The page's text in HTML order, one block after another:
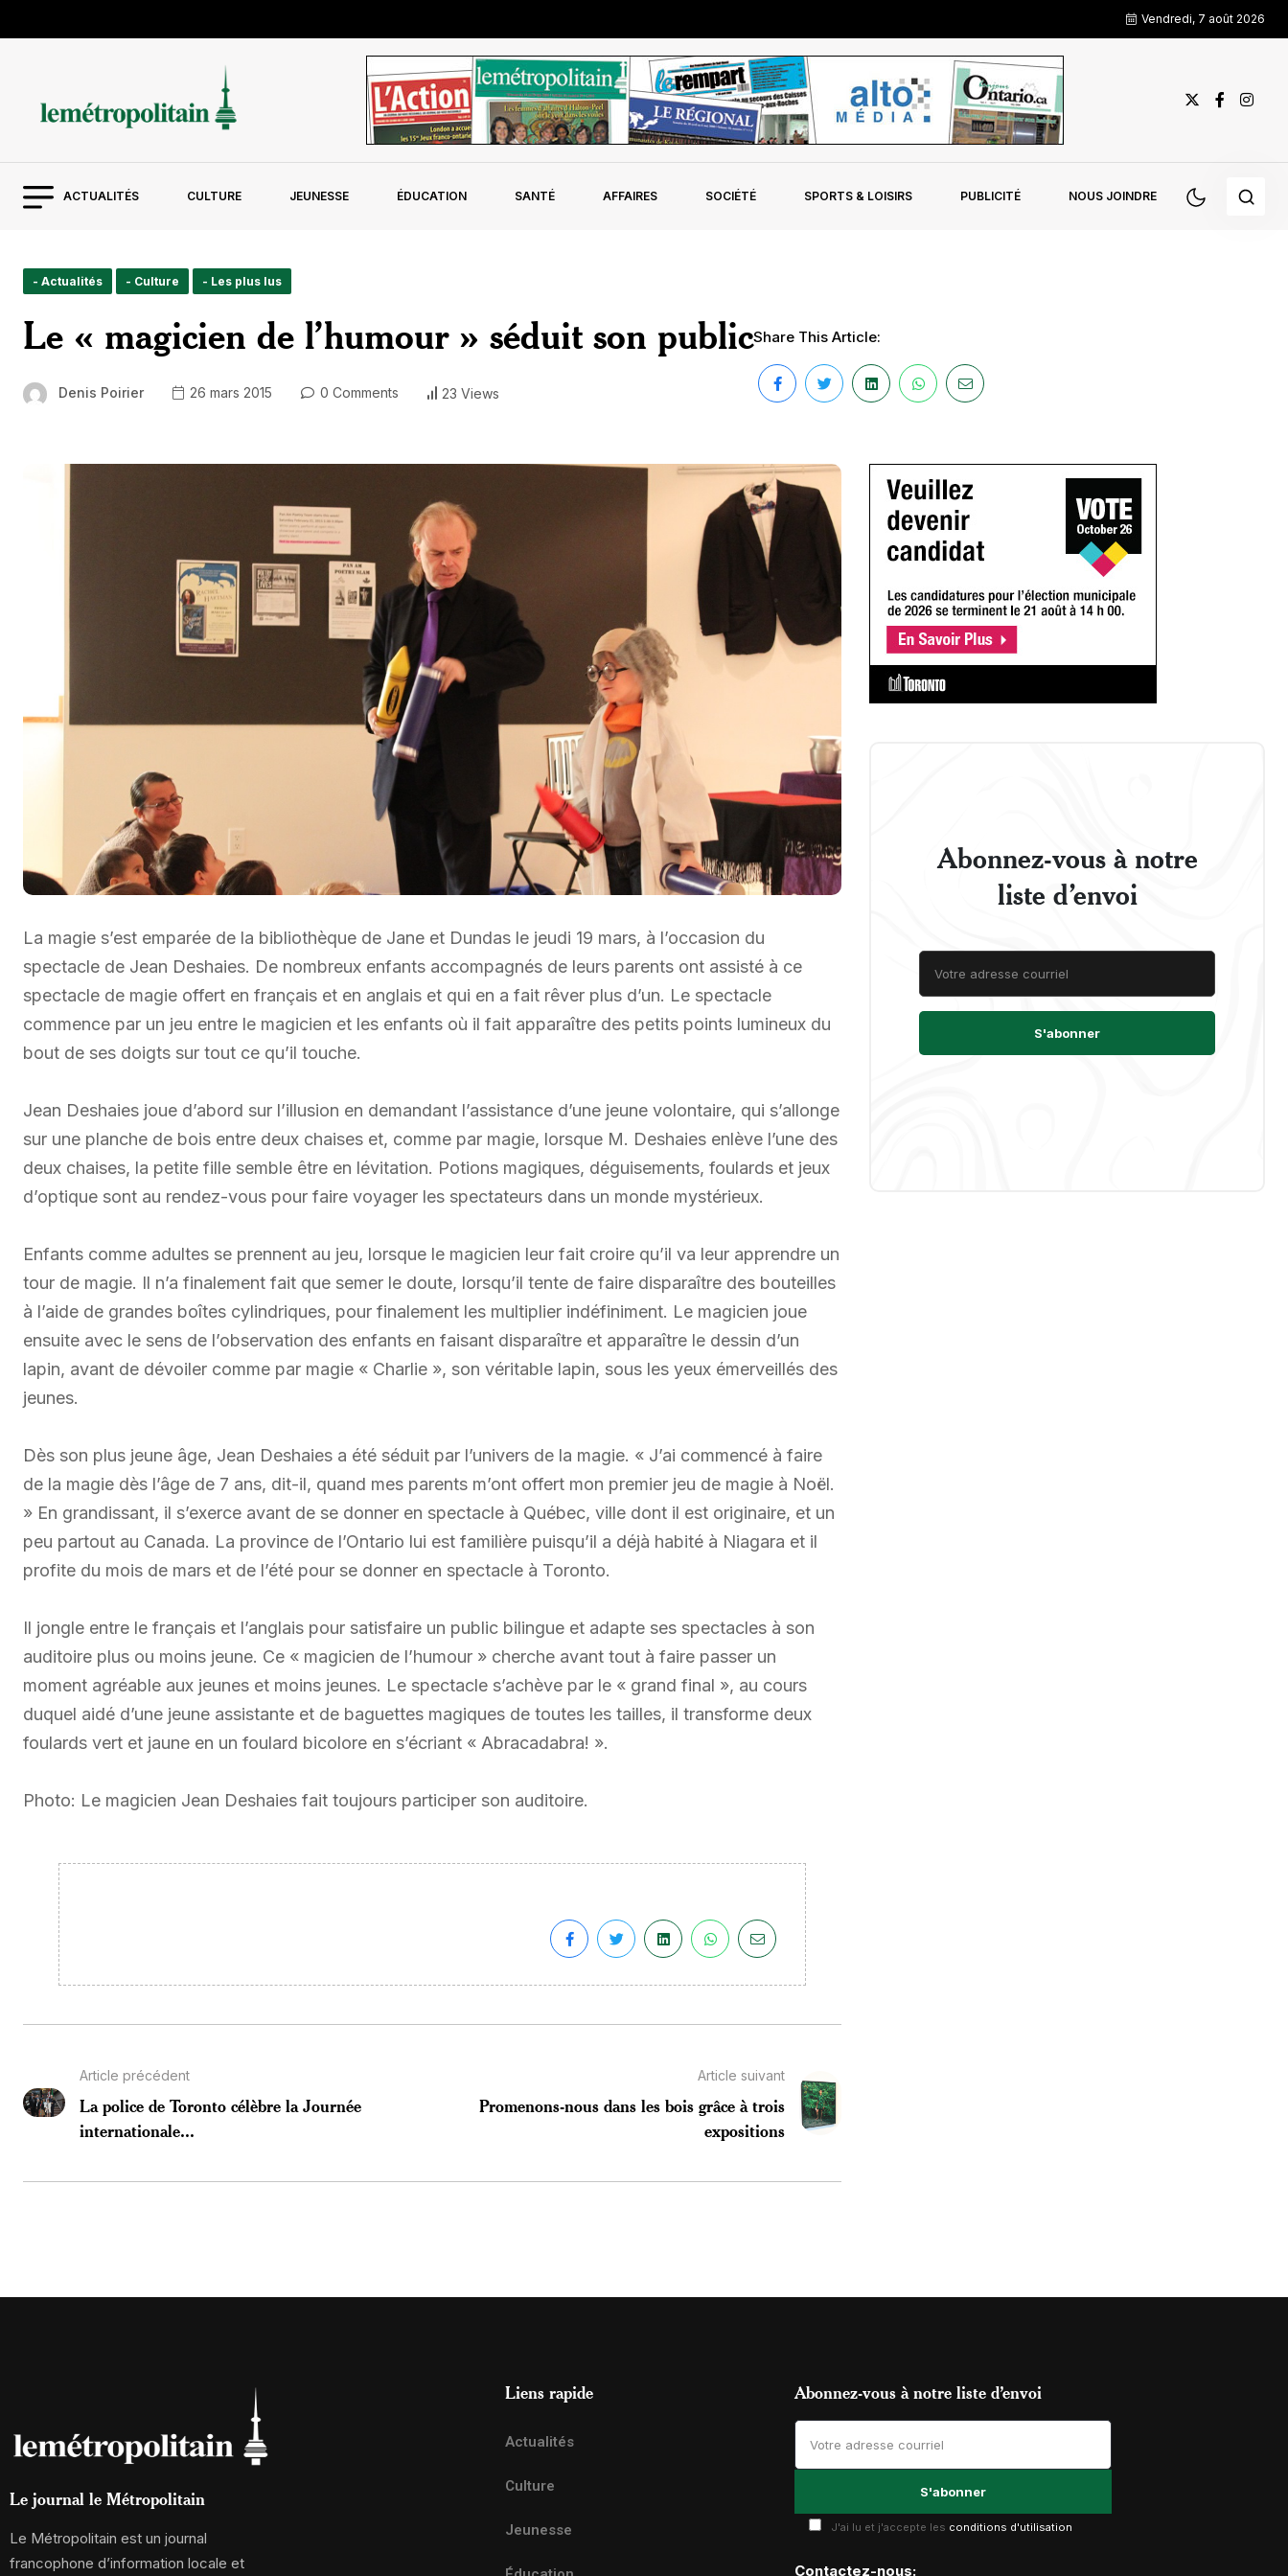
Vendredi, 7 août 2026
ACTUALITÉS CULTURE JEUNESSE ÉDUCATION SANTÉ AFFAIRES SOCIÉTÉ SPORTS & LOISIRS PUBLICITÉ NOUS JOINDRE
- Actualités - Culture - Les plus lus
Le « magicien de l’humour » séduit son public
Denis Poirier 26 mars 2015 0 Comments 23 Views
Share This Article:
La magie s’est emparée de la bibliothèque de Jane et Dundas le jeudi 19 mars, à l’occasion du
spectacle de Jean Deshaies. De nombreux enfants accompagnés de leurs parents ont assisté à ce
spectacle de magie offert en français et en anglais et qui en a fait rêver plus d’un. Le spectacle
commence par un jeu entre le magicien et les enfants où il fait apparaître des petits points lumineux du
bout de ses doigts sur tout ce qu’il touche.
Jean Deshaies joue d’abord sur l’illusion en demandant l’assistance d’une jeune volontaire, qui s’allonge
sur une planche de bois entre deux chaises et, comme par magie, lorsque M. Deshaies enlève l’une des
deux chaises, la petite fille semble être en lévitation. Potions magiques, déguisements, foulards et jeux
d’optique sont au rendez-vous pour faire voyager les spectateurs dans un monde mystérieux.
Enfants comme adultes se prennent au jeu, lorsque le magicien leur fait croire qu’il va leur apprendre un
tour de magie. Il n’a finalement fait que semer le doute, lorsqu’il tente de faire disparaître des bouteilles
à l’aide de grandes boîtes cylindriques, pour finalement les multiplier indéfiniment. Le magicien joue
ensuite avec le sens de l’observation des enfants en faisant disparaître et apparaître le dessin d’un
lapin, avant de dévoiler comme par magie « Charlie », son véritable lapin, sous les yeux émerveillés des
jeunes.
Dès son plus jeune âge, Jean Deshaies a été séduit par l’univers de la magie. « J’ai commencé à faire
de la magie dès l’âge de 7 ans, dit-il, quand mes parents m’ont offert mon premier jeu de magie à Noël.
» En grandissant, il s’exerce avant de se donner en spectacle à Québec, ville dont il est originaire, et un
peu partout au Canada. La province de l’Ontario lui est familière puisqu’il a déjà habité à Niagara et il
profite du mois de mars et de l’été pour se donner en spectacle à Toronto.
Il jongle entre le français et l’anglais pour satisfaire un public bilingue et adapte ses spectacles à son
auditoire plus ou moins jeune. Ce « magicien de l’humour » cherche avant tout à faire passer un
moment agréable aux jeunes et moins jeunes. Le spectacle s’achève par le « grand final », au cours
duquel aidé d’une jeune assistante et de baguettes magiques de toutes les tailles, il transforme deux
foulards vert et jaune en un foulard bicolore en s’écriant « Abracadabra! ».
Photo: Le magicien Jean Deshaies fait toujours participer son auditoire.
Article précédent
La police de Toronto célèbre la Journée
internationale...
Article suivant
Promenons-nous dans les bois grâce à trois
expositions
Abonnez-vous à notre
liste d’envoi
Le journal le Métropolitain
Le Métropolitain est un journal
francophone d’information locale et
Liens rapide
Actualités
Culture
Jeunesse
Abonnez-vous à notre liste d’envoi
J'ai lu et j'accepte les conditions d'utilisation
Contactez-nous: